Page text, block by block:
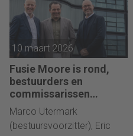
10 maart 2026
Fusie Moore is rond,
bestuurders en
commissarissen
bekend
Marco Utermark
(bestuursvoorzitter), Eric